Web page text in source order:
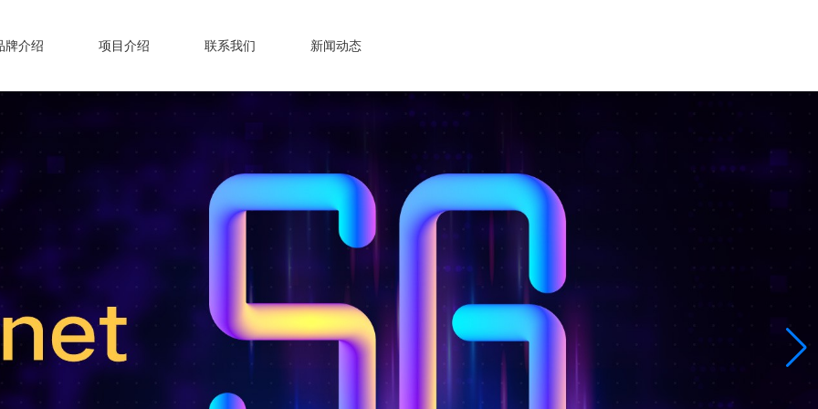
牌介绍 项目介绍 联系我们 新闻动态